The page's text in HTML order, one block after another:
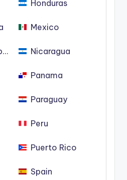
Honduras
Mexico
Nicaragua
Panama
Paraguay
Peru
Puerto Rico
Spain